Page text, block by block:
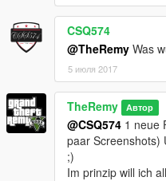
CSQ574
@TheRemy Was
5 июля 2017
TheRemy Автор
@CSQ574 1 neue
paar Screenshots)
;)
Im prinzip will ich